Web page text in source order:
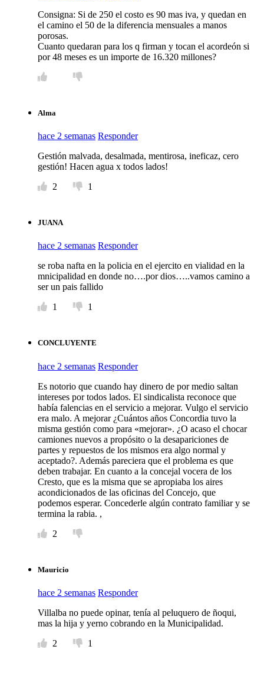
Consigna: Si de 250 el costo es 90 mas iva, y quedan en
el camino el 50 de la diferencia mensuales a manos
porosas.
Cuanto quedaran para los q firman y tocan el acordeón si
por 48 meses es un importe de 16.320 millones?
Alma
hace 2 semanas Responder
Gestión malvada, desalmada, mentirosa, ineficaz, cero
gestión! Hacen agua x todos lados!
2
1
JUANA
hace 2 semanas Responder
se roba nafta en la policia en el ejercito en vialidad en la
mnicipalidad en donde no….por dios…..vamos camino a
ser un pais fallido
1
1
CONCLUYENTE
hace 2 semanas Responder
Es notorio que cuando hay dinero de por medio saltan
intereses por todos lados. El sindicalista reconoce que
había falencias en el servicio a mejorar. Vulgo el servicio
era malo. A mejorar ¿Cuántos años Concordia tuvo la
misma gestión como para «mejorar». ¿O acaso el chocar
camiones nuevos a propósito o la desapariciones de
partes y repuestos de los mismos era algo normal y
aceptado?. Además pareciera que el problema es que
deben trabajar. En cuanto a la concejal vocera de los
Cresto, que es la misma que se apropiaba los aires
acondicionados de las oficinas del Concejo, que
podemos esperar. Concederle algún contrato familiar y se
termina la rabia. ,
2
Mauricio
hace 2 semanas Responder
Villalba no puede opinar, tenía al peluquero de ñoqui,
mas la hija y yerno cobrando en la Municipalidad.
2
1